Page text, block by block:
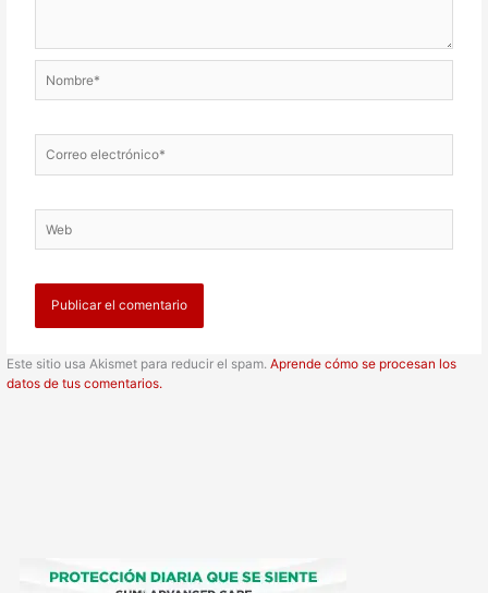
electrónico*
Este sitio usa Akismet para reducir el spam.Aprende cómo se procesan los
datos de tus comentarios.